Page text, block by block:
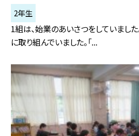
2年生
1組は、始業のあいさつをしていまし
に取り組んでいました。「...